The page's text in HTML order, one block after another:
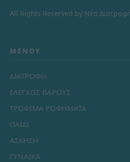
All Rights Reserved by Νέα
ΜΕΝΟΎ
ΔΙΑΤΡΟΦΗ
ΕΛΕΓΧΟΣ ΒΑΡΟΥΣ
ΤΡΟΦΙΜΑ ΡΟΦΗΜΑΤΑ
ΠΑΙΔΙ
ΑΣΚΗΣΗ
ΓΥΝΑΙΚΑ